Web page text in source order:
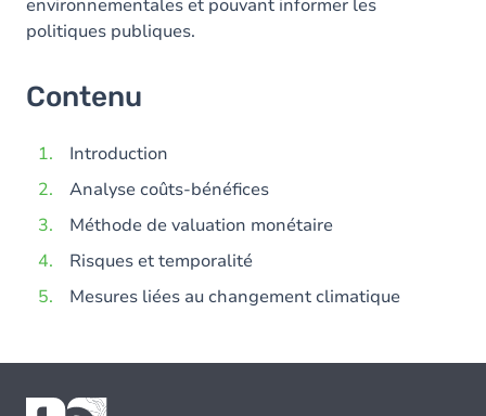
environnementales et pouvant informer les
politiques publiques.
Contenu
Introduction
Analyse coûts-bénéfices
Méthode de valuation monétaire
Risques et temporalité
Mesures liées au changement climatique